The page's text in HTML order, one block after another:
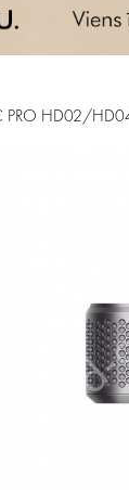
PRO HD02/